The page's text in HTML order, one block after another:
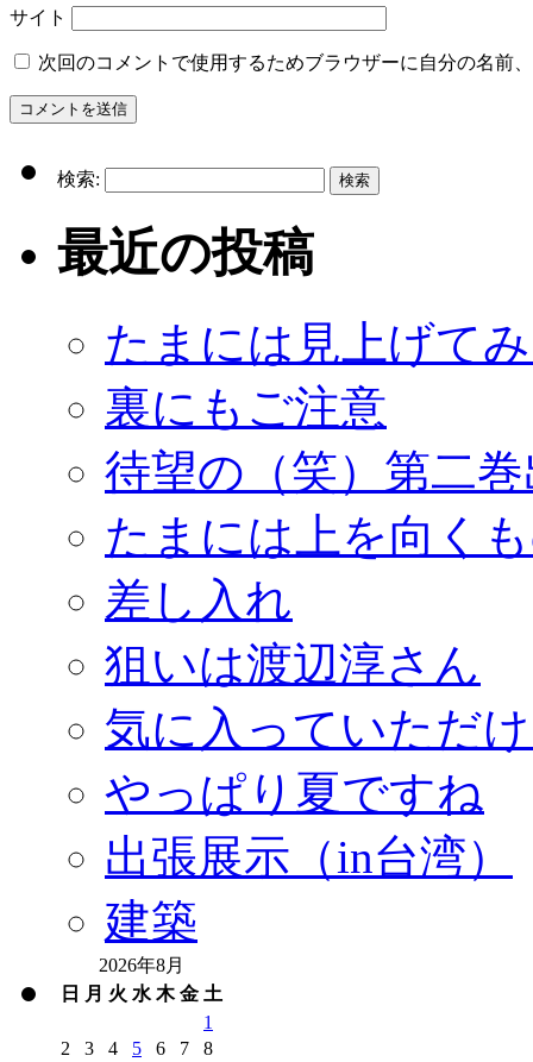
サイト
次回のコメントで使用するためブラウザーに自分の名前
検索:
最近の投稿
たまには見上げて
裏にもご注意
待望の（笑）第二
たまには上を向く
差し入れ
狙いは渡辺淳さん
気に入っていただ
やっぱり夏ですね
出張展示（in台湾）
建築
2026年8月
日
月 火 水 木 金 土
1
2
3 4 5 6 7
8